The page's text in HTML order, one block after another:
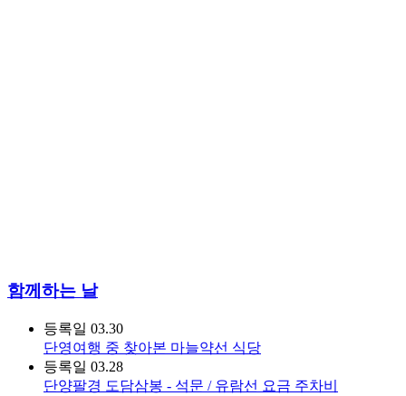
함께하는 날
등록일 03.30
단영여행 중 찾아본 마늘약선 식당
등록일 03.28
단양팔경 도담삼봉 - 석문 / 유람선 요금 주차비